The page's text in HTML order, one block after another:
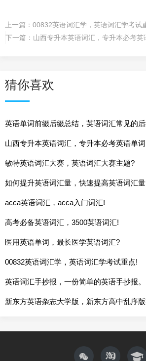
上一篇： 00832英语词汇学，英语词汇学考试
下一篇： 山西专升本英语词汇，专升本必考英
猜你喜欢
英语单词前缀后缀总结，英语词汇常见的
山西专升本英语词汇，专升本必考英语单词
敏特英语词汇大赛，英语词汇大赛主题?
如何提升英语词汇量，快速提高英语词汇
acca英语词汇，acca入门词汇!
高考必备英语词汇，3500英语词汇!
医用英语单词，最长医学英语词汇?
00832英语词汇学，英语词汇学考试重点!
英语词汇手抄报，一份简单的英语手抄报。
新东方英语杂志大学版，新东方高中乱序